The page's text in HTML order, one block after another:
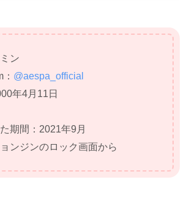
ン
@aespa_official
年4月11日
期間：2021年9月
ンジンのロック画面から